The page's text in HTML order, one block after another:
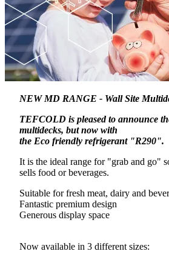
NEW MD RANGE - Wall Site
TEFCOLD is pleased to announce
multidecks, but now with
the Eco friendly refrigerant "R290".
It is the ideal range for "grab and go"
sells food or beverages.
Suitable for fresh meat, dairy and
Fantastic premium design
Generous display space
Now available in 3 different sizes: